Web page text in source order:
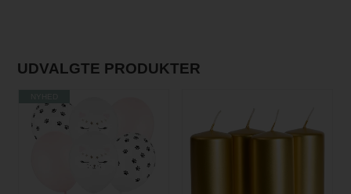
UDVALGTE PRODUKTER